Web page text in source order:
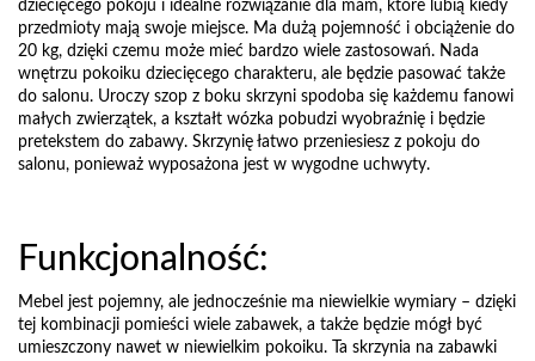
dziecięcego pokoju i idealne rozwiązanie dla mam, które lubią kiedy
przedmioty mają swoje miejsce. Ma dużą pojemność i obciążenie do
20 kg, dzięki czemu może mieć bardzo wiele zastosowań. Nada
wnętrzu pokoiku dziecięcego charakteru, ale będzie pasować także
do salonu. Uroczy szop z boku skrzyni spodoba się każdemu fanowi
małych zwierzątek, a kształt wózka pobudzi wyobraźnię i będzie
pretekstem do zabawy. Skrzynię łatwo przeniesiesz z pokoju do
salonu, ponieważ wyposażona jest w wygodne uchwyty.
Funkcjonalność:
Mebel jest pojemny, ale jednocześnie ma niewielkie wymiary – dzięki
tej kombinacji pomieści wiele zabawek, a także będzie mógł być
umieszczony nawet w niewielkim pokoiku. Ta skrzynia na zabawki